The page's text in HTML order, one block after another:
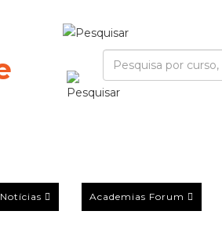
Notícias Academias Forum